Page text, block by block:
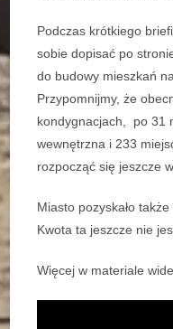
Podczas krótkiego
sobie dopisać po
do budowy mieszkań
Przypomnijmy, że
kondygnacjach, po 31
wewnętrzna i 233
rozpocząć się jeszcze
Miasto pozyskało
Kwota ta jeszcze nie
Więcej w materiale